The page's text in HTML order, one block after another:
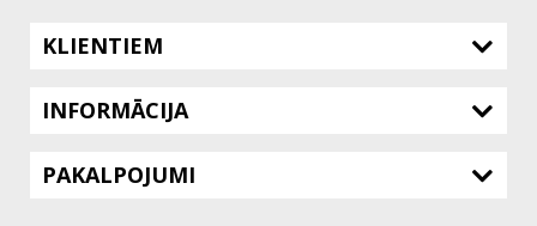
KLIENTIEM
INFORMĀCIJA
PAKALPOJUMI